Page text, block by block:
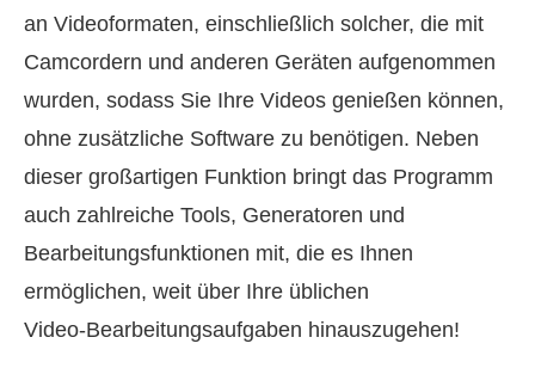
an Videoformaten, einschließlich solcher, die mit
Camcordern und anderen Geräten aufgenommen
wurden, sodass Sie Ihre Videos genießen können,
ohne zusätzliche Software zu benötigen. Neben
dieser großartigen Funktion bringt das Programm
auch zahlreiche Tools, Generatoren und
Bearbeitungsfunktionen mit, die es Ihnen
ermöglichen, weit über Ihre üblichen
Video‑Bearbeitungsaufgaben hinauszugehen!